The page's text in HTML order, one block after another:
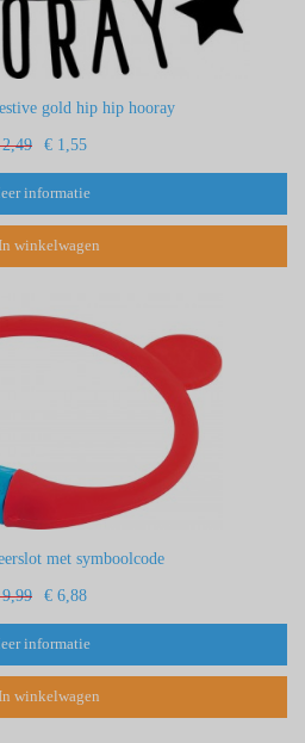
gold hip hip hooray
€ 1,55
informatie
winkelwagen
met symboolcode
€ 6,88
informatie
winkelwagen